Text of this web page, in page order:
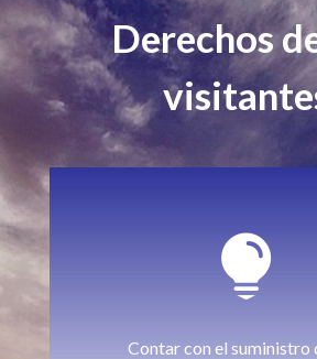
Derechos

Contar con el suministro